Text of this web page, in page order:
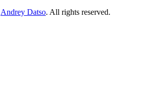
Andrey Datso. All rights reserved.